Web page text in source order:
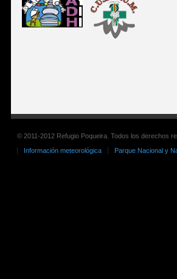
© 2011-2012 Refugio Poqueira. Todos los derechos
Información meteorológica
Parque Nacional y